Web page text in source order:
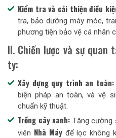
Kiểm tra và cải thiện điều
tra, bảo dưỡng máy móc,
phương tiện bảo vệ cá nhân
II. Chiến lược và sự quan
ty:
Xây dựng quy trình an toàn:
biện pháp an toàn, và vệ
chuẩn kỹ thuật.
Trồng cây xanh: Tăng cường
viên Nhà Máyđể lọc không